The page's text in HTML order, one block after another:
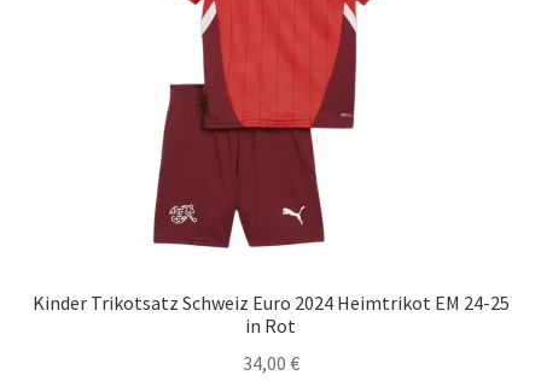
auf
Kinder Trikotsatz Schweiz Euro 2024 Heimtrikot EM 24-25
in Rot
34,00 €